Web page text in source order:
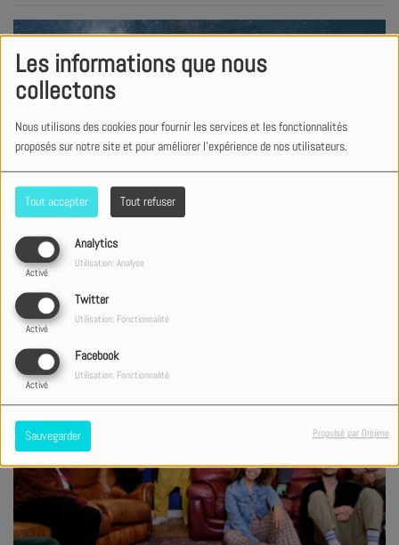
Les informations que nous
collectons
Nous utilisons des cookies pour fournir les services et les fonctionnalités
proposés sur notre site et pour améliorer l'expérience de nos utilisateurs.
Tout accepter Tout refuser
Analytics
Activé
Utilisation: Analyse
Twitter
Activé
Utilisation: Fonctionnalité
Facebook
Activé
Utilisation: Fonctionnalité
Sauvegarder Propulsé par Orejime
Sur la terre, comme au ciel… un album Deluxe signé Dan Luiten !